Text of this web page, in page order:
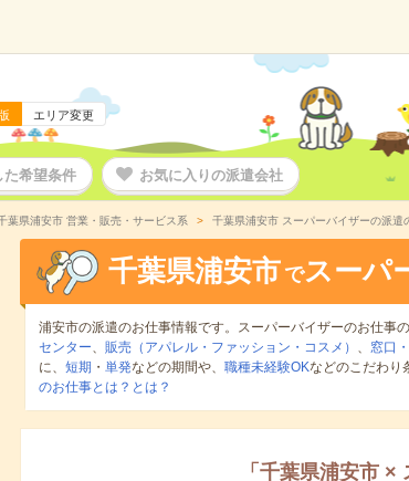
エリア変更
た希望条件 お気に入りの派遣会社
葉県浦安市 営業・販売・サービス系 千葉県浦安市 スーパーバイザーの派遣
千葉県浦安市 でスーパ
浦安市の派遣のお仕事情報です。スーパーバイザーのお仕事の
センター、 販売（アパレル・ファッション・コスメ） 、 窓口
に、 短期 ・ 単発などの期間や、 職種未経験OKなどのこだわり
のお仕事とは？とは？
「 千葉県浦安市 ×